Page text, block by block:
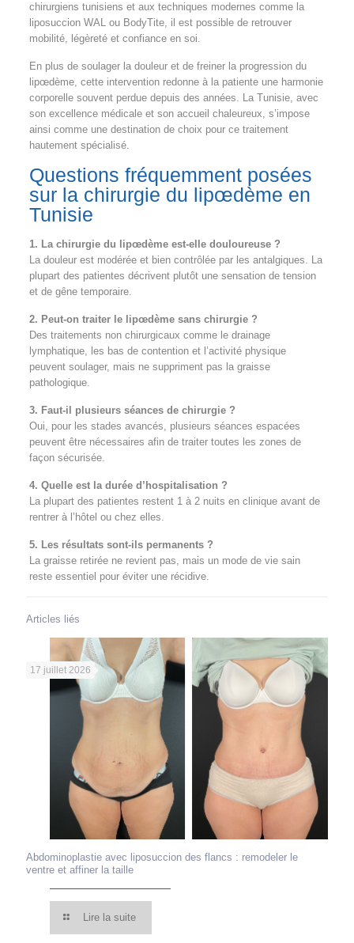
chirurgiens tunisiens et aux techniques modernes comme la
liposuccion WAL ou BodyTite, il est possible de retrouver
mobilité, légèreté et confiance en soi.
En plus de soulager la douleur et de freiner la progression du
lipœdème, cette intervention redonne à la patiente une harmonie
corporelle souvent perdue depuis des années. La Tunisie, avec
son excellence médicale et son accueil chaleureux, s’impose
ainsi comme une destination de choix pour ce traitement
hautement spécialisé.
Questions fréquemment posées
sur la chirurgie du lipœdème en
Tunisie
1. La chirurgie du lipœdème est-elle douloureuse ?
La douleur est modérée et bien contrôlée par les antalgiques. La
plupart des patientes décrivent plutôt une sensation de tension
et de gêne temporaire.
2. Peut-on traiter le lipœdème sans chirurgie ?
Des traitements non chirurgicaux comme le drainage
lymphatique, les bas de contention et l’activité physique
peuvent soulager, mais ne suppriment pas la graisse
pathologique.
3. Faut-il plusieurs séances de chirurgie ?
Oui, pour les stades avancés, plusieurs séances espacées
peuvent être nécessaires afin de traiter toutes les zones de
façon sécurisée.
4. Quelle est la durée d’hospitalisation ?
La plupart des patientes restent 1 à 2 nuits en clinique avant de
rentrer à l’hôtel ou chez elles.
5. Les résultats sont-ils permanents ?
La graisse retirée ne revient pas, mais un mode de vie sain
reste essentiel pour éviter une récidive.
Articles liés
17 juillet 2026
Abdominoplastie avec liposuccion des flancs : remodeler le
ventre et affiner la taille
Lire la suite